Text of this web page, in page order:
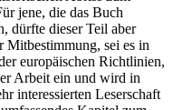
jene, die das Buch
dürfte dieser Teil aber
sei es in
europäischen Richtlinien,
Arbeit ein und wird in
interessierten Leserschaft